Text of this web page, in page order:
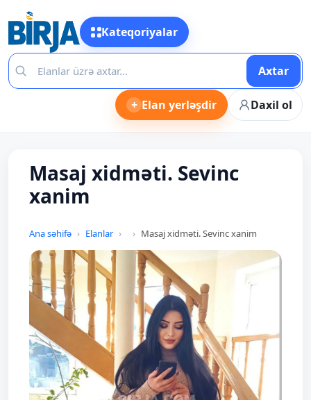
Kateqoriyalar
Axtar
+ Elan yerləşdir Daxil ol
Masaj xidməti. Sevinc
xanim
Ana səhifə Elanlar Masaj xidməti. Sevinc xanim